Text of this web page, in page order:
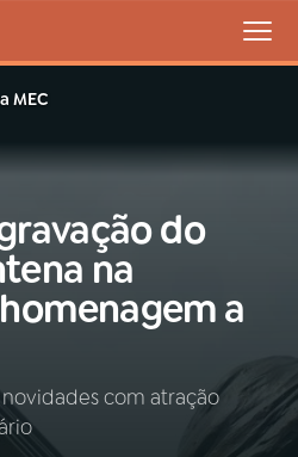
MEC
do
na
a
novidades com atração